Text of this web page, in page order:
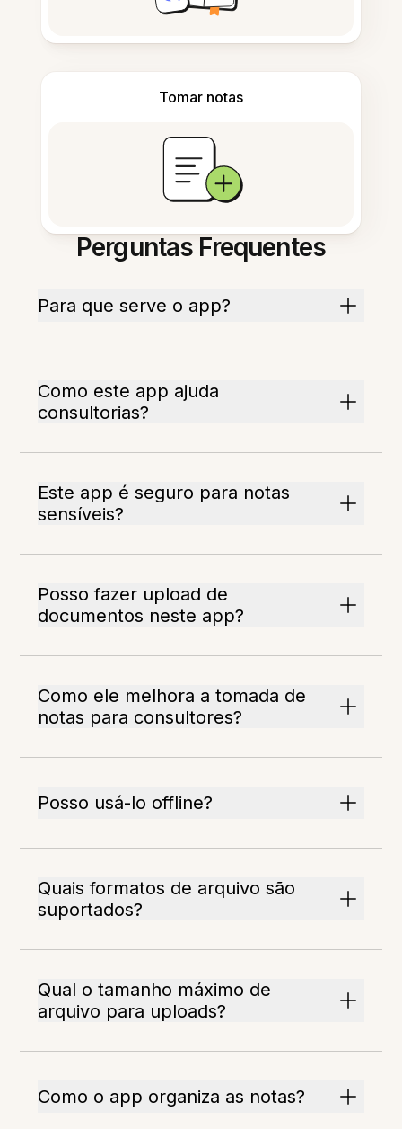
Tomar notas
Perguntas Frequentes
Para que serve o app?
Como este app ajuda
consultorias?
Este app é seguro para notas
sensíveis?
Posso fazer upload de
documentos neste app?
Como ele melhora a tomada de
notas para consultores?
Posso usá-lo offline?
Quais formatos de arquivo são
suportados?
Qual o tamanho máximo de
arquivo para uploads?
Como o app organiza as notas?